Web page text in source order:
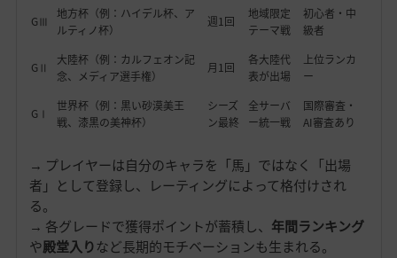
GⅢ
地方杯（例：ハイデル杯、ア
ルティノ杯）
週1回
地域限定
テーマ戦
初心者・中
級者
GⅡ
大陸杯（例：カルフェオン記
念、メディア選手権）
月1回
各大陸代
表が出場
上位ランカ
ー
GⅠ
世界杯（例：黒い砂漠美王
戦、漆黒の美神杯）
シーズ
ン最終
全サーバ
ー統一戦
国際審査・
AI審査あり
→ プレイヤーは自分のキャラを「馬」ではなく「出場
者」として登録し、レーティングによって格付けされ
る。
→ 各グレードで獲得ポイントが蓄積し、 年間ランキング
や殿堂入りなど長期的モチベーションも生まれる。